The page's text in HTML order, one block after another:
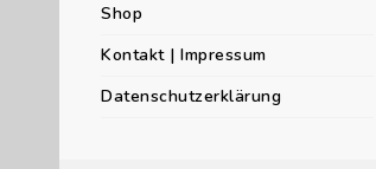
Shop
Kontakt | Impressum
Datenschutzerklärung